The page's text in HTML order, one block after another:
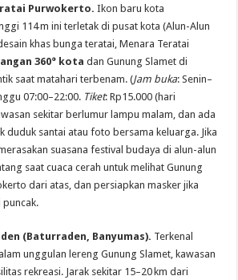
Purwokerto. Ikon baru kota
114 m ini terletak di pusat kota (Alun-Alun
khas bunga teratai, Menara Teratai
360° kota dan Gunung Slamet di
saat matahari terbenam. (Jam buka: Senin–
07:00–22:00. Tiket: Rp15.000 (hari
sekitar berlumur lampu malam, dan ada
duduk santai atau foto bersama keluarga. Jika
suasana festival budaya di alun-alun
saat cuaca cerah untuk melihat Gunung
dari atas, dan persiapkan masker jika
(Baturraden, Banyumas). Terkenal
unggulan lereng Gunung Slamet, kawasan
rekreasi. Jarak sekitar 15–20 km dari